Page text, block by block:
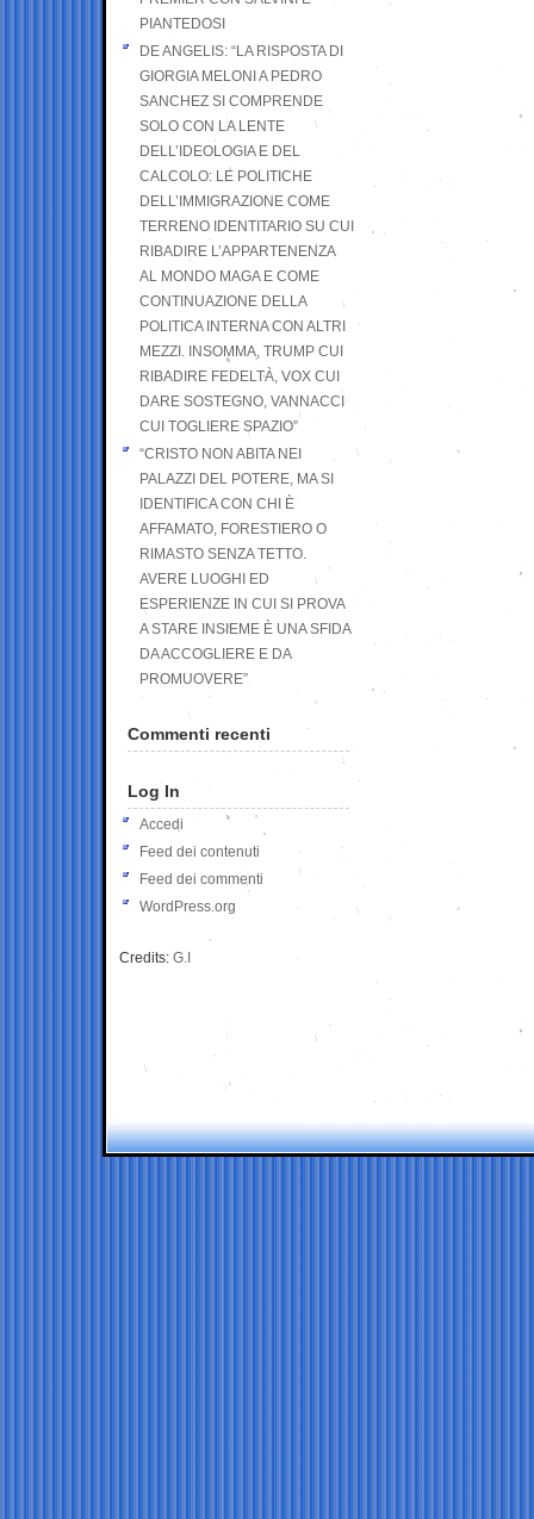
PIANTEDOSI
DE ANGELIS: “LA RISPOSTA DI
GIORGIA MELONI A PEDRO
SANCHEZ SI COMPRENDE
SOLO CON LA LENTE
DELL’IDEOLOGIA E DEL
CALCOLO: LE POLITICHE
DELL’IMMIGRAZIONE COME
TERRENO IDENTITARIO SU CUI
RIBADIRE L’APPARTENENZA
AL MONDO MAGA E COME
CONTINUAZIONE DELLA
POLITICA INTERNA CON ALTRI
MEZZI. INSOMMA, TRUMP CUI
RIBADIRE FEDELTÀ, VOX CUI
DARE SOSTEGNO, VANNACCI
CUI TOGLIERE SPAZIO”
“CRISTO NON ABITA NEI
PALAZZI DEL POTERE, MA SI
IDENTIFICA CON CHI È
AFFAMATO, FORESTIERO O
RIMASTO SENZA TETTO.
AVERE LUOGHI ED
ESPERIENZE IN CUI SI PROVA
A STARE INSIEME È UNA SFIDA
DA ACCOGLIERE E DA
PROMUOVERE”
Commenti recenti
Log In
Accedi
Feed dei contenuti
Feed dei commenti
WordPress.org
Credits: G.I